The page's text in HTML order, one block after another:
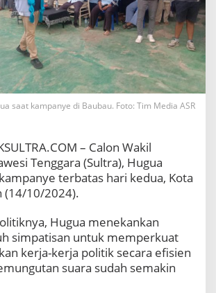
u
g
u
a
M
t
a
m
p
a
t
i
a
n
P
e
r
saat kampanye di Baubau. Foto: Tim Media ASR
– Calon Wakil
Tenggara (Sultra), Hugua
terbatas hari kedua, Kota
(14/10/2024).
Hugua menekankan
simpatisan untuk memperkuat
kerja-kerja politik secara efisien
suara sudah semakin